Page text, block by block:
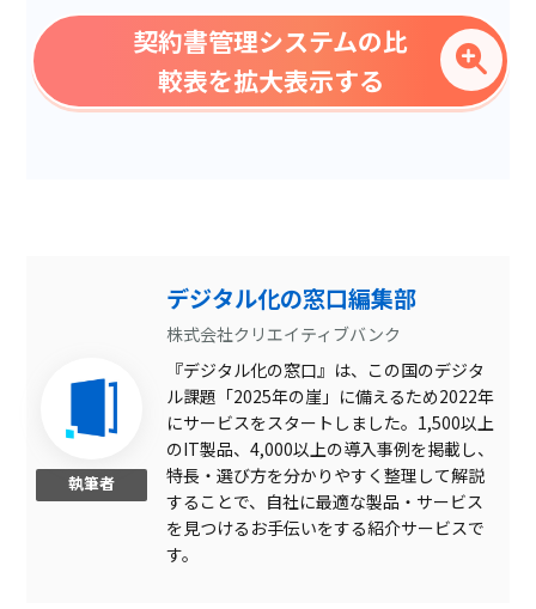
自動バージョン管理
英語対応
契約書管理システムの比
較表を拡大表示する
執筆者
デジタル化の窓口編集部
株式会社クリエイティブバンク
『デジタル化の窓口』は、この国のデジタ
ル課題「2025年の崖」に備えるため2022年
にサービスをスタートしました。1,500以上
のIT製品、4,000以上の導入事例を掲載し、
特長・選び方を分かりやすく整理して解説
することで、自社に最適な製品・サービス
を見つけるお手伝いをする紹介サービスで
す。